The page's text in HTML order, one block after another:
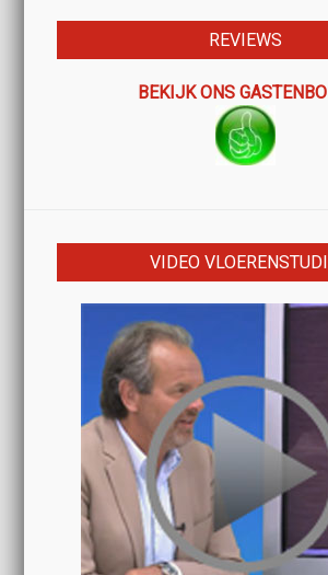
REVIEWS
BEKIJK ONS
VIDEO